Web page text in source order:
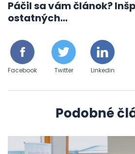
Páčil sa vám článok?
ostatných...
Facebook Twitter Linkedin
Podobné